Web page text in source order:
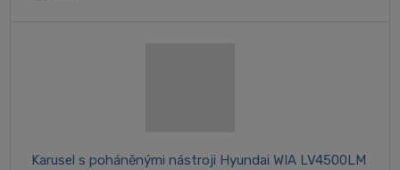
Karusel s poháněnými nástroji Hyundai WIA LV4500LM